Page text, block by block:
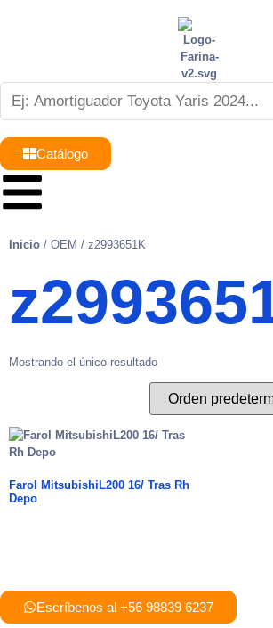
Catálogo
Inicio / OEM / z2993651K
Mostrando el único resultado
Farol MitsubishiL200 16/ Tras Rh
Depo
Escríbenos al +56 98839 6237